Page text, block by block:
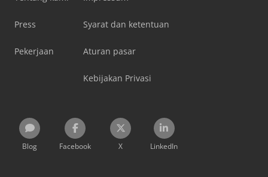
Press
Pekerjaan
Syarat dan ketentuan
Aturan pasar
Kebijakan Privasi
Blog Facebook X LinkedIn